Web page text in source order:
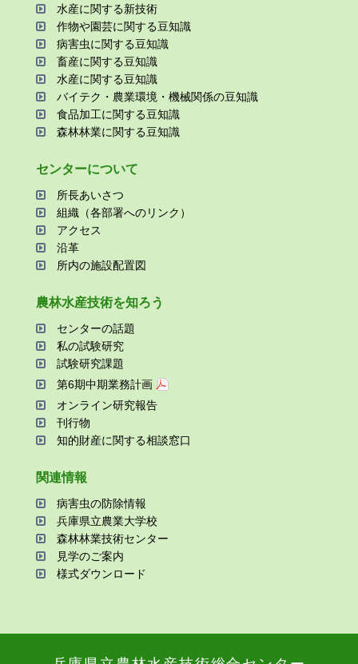
⽔産に関する新技術
作物や園芸に関する⾖知識
病害⾍に関する⾖知識
畜産に関する⾖知識
⽔産に関する⾖知識
バイテク・農業環境・機械関係の⾖知識
⾷品加⼯に関する⾖知識
森林林業に関する⾖知識
センターについて
所⻑あいさつ
組織（各部署へのリンク）
アクセス
沿⾰
所内の施設配置図
農林⽔産技術を知ろう
センターの話題
私の試験研究
試験研究課題
第6期中期業務計画
オンライン研究報告
刊⾏物
知的財産に関する相談窓⼝
関連情報
病害⾍の防除情報
兵庫県⽴農業⼤学校
森林林業技術センター
⾒学のご案内
様式ダウンロード